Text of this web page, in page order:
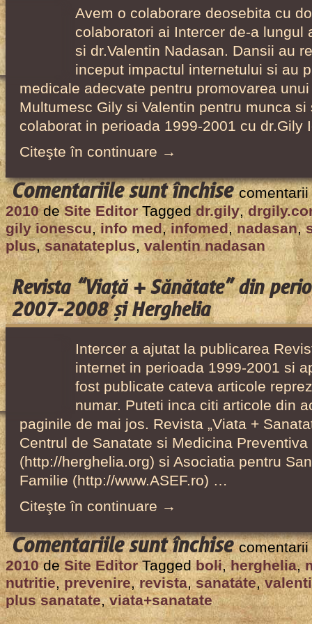
Avem o colaborare deosebita cu
colaboratori ai Intercer de-a lungul
si dr.Valentin Nadasan. Dansii au
inceput impactul internetului si au
medicale adecvate pentru promovarea
Multumesc Gily si Valentin pentru munca
colaborat in perioada 1999-2001 cu
Citeşte în continuare →
Comentariile sunt închisepentru
Info
Med,
New
Start
–
materiale
medicale,
de
5
zile
antifumat
–
1998-
2001
2010 de Site EditorTaggeddr.gily,
gily ionescu,info med,infomed,nadasan,
plus,sanatateplus,valentin nadasan
Revista “Viaţă + Sănătate” din
2007-2008 și Herghelia
Intercer a ajutat la publicarea
internet in perioada 1999-2001 si
fost publicate cateva articole
numar. Puteti inca citi articole din
paginile de mai jos. Revista „Viata +
Centrul de Sanatate si Medicina Preventiva
(http://herghelia.org) si Asociatia pentru
Familie (http://www.ASEF.ro) …
Citeşte în continuare →
Comentariile sunt închisepentru
Revista
“Viaţă
+
Sănătate”
2010 de Site EditorTaggedboli,herghelia,
nutritie,prevenire,revista,sanatate,
plus sanatate,viata+sanatate